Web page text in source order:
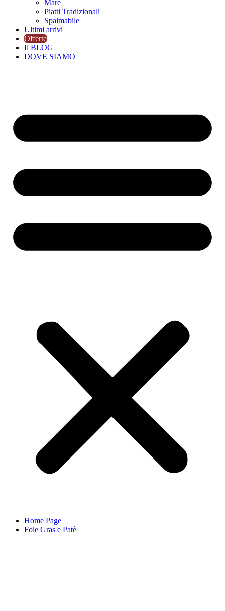
Mare
Piatti Tradizionali
Spalmabile
Ultimi arrivi
Offerte
Il BLOG
DOVE SIAMO
Home Page
Foie Gras e Patè